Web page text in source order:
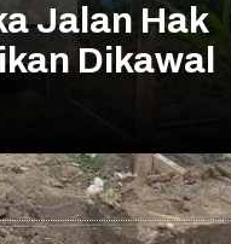
Jalan Hak
Dikawal